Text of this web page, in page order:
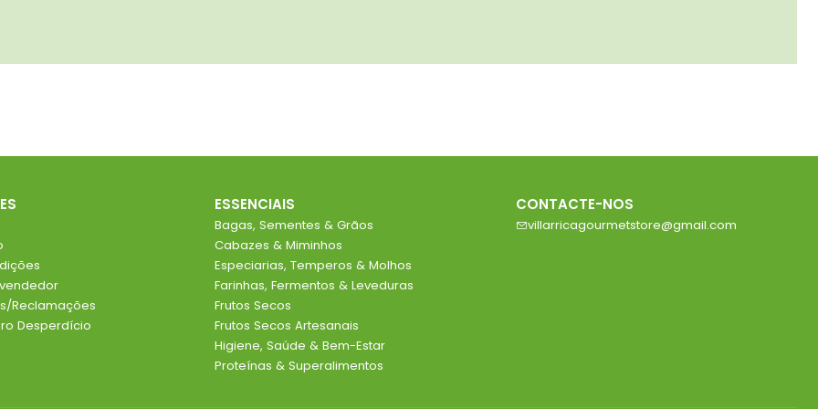
Reclamações
Desperdício
ESSENCIAIS
Bagas, Sementes & Grãos
Cabazes & Miminhos
Especiarias, Temperos & Molhos
Farinhas, Fermentos & Leveduras
Frutos Secos
Frutos Secos Artesanais
Higiene, Saúde & Bem-Estar
Proteínas & Superalimentos
CONTACTE-NOS
villarricagourmetstore@gmail.com